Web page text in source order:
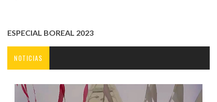
ESPECIAL BOREAL 2023
NOTICIAS